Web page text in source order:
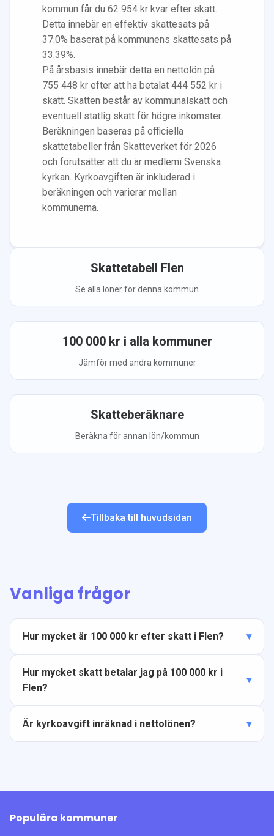
kommun får du 62 954 kr kvar efter skatt.
Detta innebär en effektiv skattesats på
37.0% baserat på kommunens skattesats på
33.39%.
På årsbasis innebär detta en nettolön på
755 448 kr efter att ha betalat 444 552 kr i
skatt. Skatten består av kommunalskatt och
eventuell statlig skatt för högre inkomster.
Beräkningen baseras på officiella
skattetabeller från Skatteverket för 2026
och förutsätter att du är medlemi Svenska
kyrkan. Kyrkoavgiften är inkluderad i
beräkningen och varierar mellan
kommunerna.
Skattetabell Flen
Se alla löner för denna kommun
100 000kr i alla kommuner
Jämför med andra kommuner
Skatteberäknare
Beräkna för annan lön/kommun
Tillbaka till huvudsidan
Vanliga frågor
Hur mycket är 100 000 kr efter skatt i Flen?
Hur mycket skatt betalar jag på 100 000 kr i
Flen?
Är kyrkoavgift inräknad i nettolönen?
Populära kommuner